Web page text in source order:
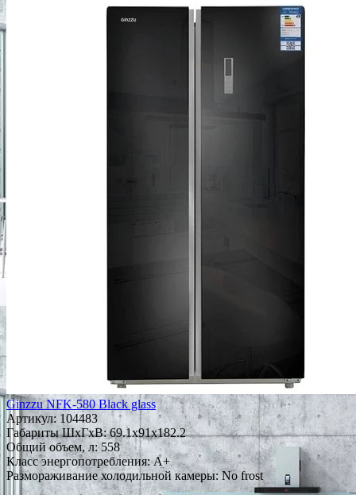
Ginzzu NFK-580 Black glass
Артикул: 104483
Габариты ШxГxВ: 69.1x91x182.2
Общий объем, л: 558
Класс энергопотребления: A+
Размораживание холодильной камеры: No frost